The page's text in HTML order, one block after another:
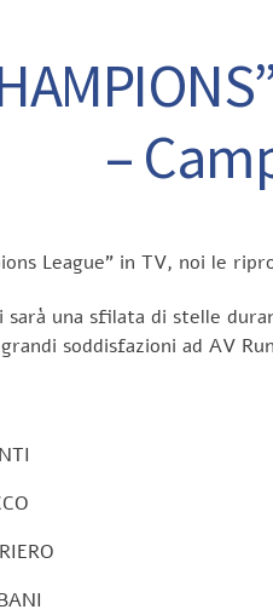
–
League” in TV, noi le
una sfilata di stelle
soddisfazioni ad AV